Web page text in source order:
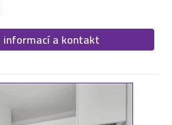
informací a kontakt